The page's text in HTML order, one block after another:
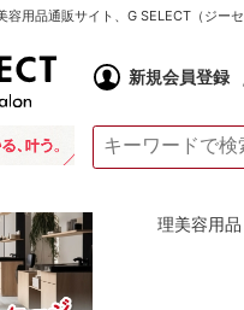
容用品通販サイト、G SELECT（ジ
新規会員登録
理美容用